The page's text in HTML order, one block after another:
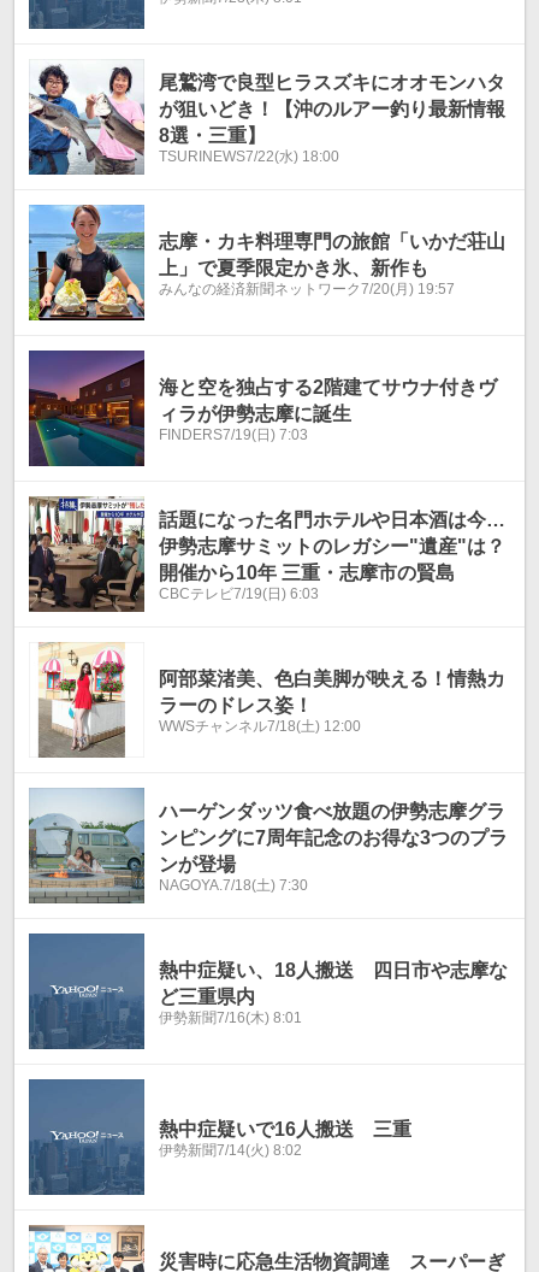
尾鷲湾で良型ヒラスズキにオオモンハタ
が狙いどき！【沖のルアー釣り最新情報
8選・三重】
TSURINEWS7/22(水) 18:00
志摩・カキ料理専門の旅館「いかだ荘山
上」で夏季限定かき氷、新作も
みんなの経済新聞ネットワーク7/20(月) 19:57
海と空を独占する2階建てサウナ付きヴ
ィラが伊勢志摩に誕生
FINDERS7/19(日) 7:03
話題になった名門ホテルや日本酒は今…
伊勢志摩サミットのレガシー"遺産"は？
開催から10年 三重・志摩市の賢島
CBCテレビ7/19(日) 6:03
阿部菜渚美、色白美脚が映える！情熱カ
ラーのドレス姿！
WWSチャンネル7/18(土) 12:00
ハーゲンダッツ食べ放題の伊勢志摩グラ
ンピングに7周年記念のお得な3つのプラ
ンが登場
NAGOYA. 7/18(土) 7:30
熱中症疑い、18人搬送 四日市や志摩な
ど三重県内
伊勢新聞7/16(木) 8:01
熱中症疑いで16人搬送 三重
伊勢新聞7/14(火) 8:02
災害時に応急生活物資調達 スーパーぎ